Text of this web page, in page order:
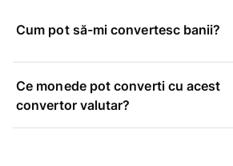
Cum pot să-mi convertesc banii?
Ce monede pot converti cu acest
convertor valutar?